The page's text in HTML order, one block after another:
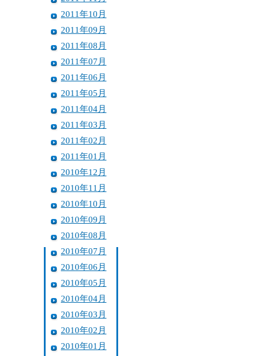
2011年10月
2011年09月
2011年08月
2011年07月
2011年06月
2011年05月
2011年04月
2011年03月
2011年02月
2011年01月
2010年12月
2010年11月
2010年10月
2010年09月
2010年08月
2010年07月
2010年06月
2010年05月
2010年04月
2010年03月
2010年02月
2010年01月